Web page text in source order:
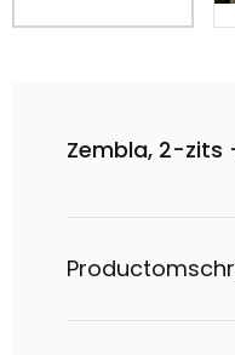
Zembla, 2-zits